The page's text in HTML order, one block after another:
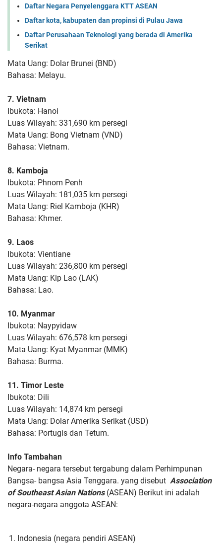
Daftar Negara Penyelenggara KTT ASEAN
Daftar kota, kabupaten dan propinsi di Pulau Jawa
Daftar Perusahaan Teknologi yang berada di Amerika
Serikat
Mata Uang: Dolar Brunei (BND)
Bahasa: Melayu.
7. Vietnam
Ibukota: Hanoi
Luas Wilayah: 331,690 km persegi
Mata Uang: Bong Vietnam (VND)
Bahasa: Vietnam.
8. Kamboja
Ibukota: Phnom Penh
Luas Wilayah: 181,035 km persegi
Mata Uang: Riel Kamboja (KHR)
Bahasa: Khmer.
9. Laos
Ibukota: Vientiane
Luas Wilayah: 236,800 km persegi
Mata Uang: Kip Lao (LAK)
Bahasa: Lao.
10. Myanmar
Ibukota: Naypyidaw
Luas Wilayah: 676,578 km persegi
Mata Uang: Kyat Myanmar (MMK)
Bahasa: Burma.
11. Timor Leste
Ibukota: Dili
Luas Wilayah: 14,874 km persegi
Mata Uang: Dolar Amerika Serikat (USD)
Bahasa: Portugis dan Tetum.
Info Tambahan
Negara- negara tersebut tergabung dalam Perhimpunan
Bangsa- bangsa Asia Tenggara. yang disebut Association
of Southeast Asian Nations(ASEAN) Berikut ini adalah
negara-negara anggota ASEAN:
Indonesia (negara pendiri ASEAN)